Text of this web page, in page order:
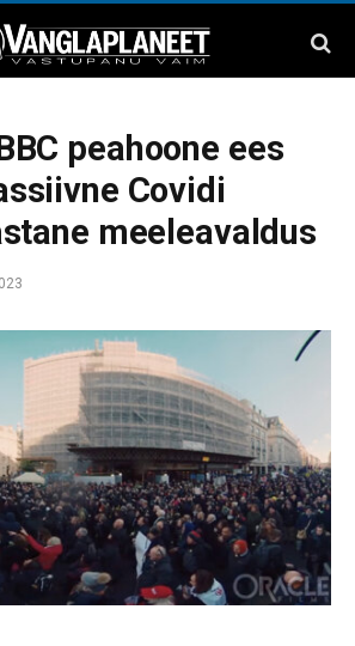
peahoone ees
Covidi
meeleavaldus